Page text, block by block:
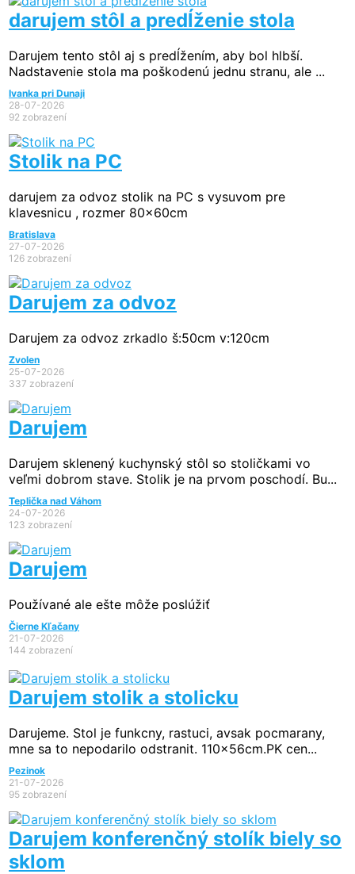
darujem stôl a predĺženie stola
Darujem tento stôl aj s predĺžením, aby bol hlbší.
Nadstavenie stola ma poškodenú jednu stranu, ale ...
Ivanka pri Dunaji
28-07-2026
92 zobrazení
Stolik na PC
darujem za odvoz stolik na PC s vysuvom pre
klavesnicu , rozmer 80x60cm
Bratislava
27-07-2026
126 zobrazení
Darujem za odvoz
Darujem za odvoz zrkadlo š:50cm v:120cm
Zvolen
25-07-2026
337 zobrazení
Darujem
Darujem sklenený kuchynský stôl so stoličkami vo
veľmi dobrom stave. Stolik je na prvom poschodí. Bu...
Teplička nad Váhom
24-07-2026
123 zobrazení
Darujem
Používané ale ešte môže poslúžiť
Čierne Kľačany
21-07-2026
144 zobrazení
Darujem stolik a stolicku
Darujeme. Stol je funkcny, rastuci, avsak pocmarany,
mne sa to nepodarilo odstranit. 110x56cm.PK cen...
Pezinok
21-07-2026
95 zobrazení
Darujem konferenčný stolík biely so
sklom